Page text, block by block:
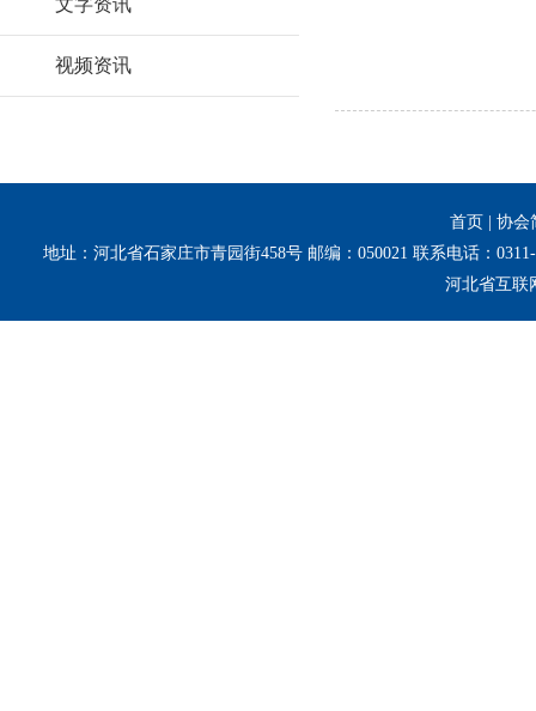
文字资讯
视频资讯
首页
协会
地址：河北省石家庄市青园街458号 邮编：050021 联系电话：
河北省互联